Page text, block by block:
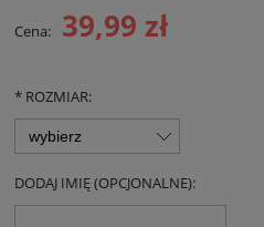
Cena: 39,99 zł
* ROZMIAR:
DODAJ IMIĘ (OPCJONALNE):